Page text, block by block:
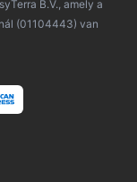
B.V., amely a
(01104443) van